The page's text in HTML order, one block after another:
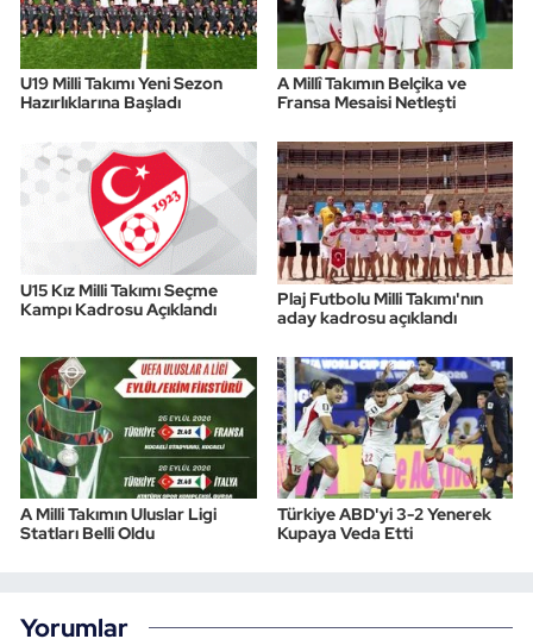
U19 Milli Takımı Yeni Sezon
Hazırlıklarına Başladı
A Millî Takımın Belçika ve
Fransa Mesaisi Netleşti
U15 Kız Milli Takımı Seçme
Kampı Kadrosu Açıklandı
Plaj Futbolu Milli Takımı'nın
aday kadrosu açıklandı
A Milli Takımın Uluslar Ligi
Statları Belli Oldu
Türkiye ABD'yi 3-2 Yenerek
Kupaya Veda Etti
Yorumlar